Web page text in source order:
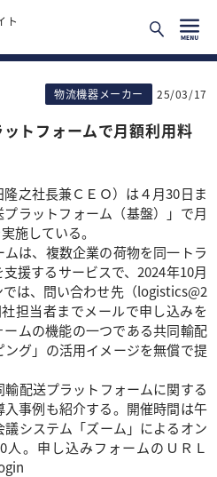
ト
物流機器メーカー 25/03/17
トフォームで月額利用料
之社長兼ＣＥＯ）は４月30日ま
ラットフォーム（基盤）」で月
施している。
は、複数企業の荷物を同一トラ
援するサービスで、2024年10月
は、問い合わせ先（logistics@2
担当者までメールで申し込みを
ムの機能の一つである共同輸配
グ」の活用イメージを無償で提
配送プラットフォームに関する
事例も紹介する。開催時間は午
システム「ズーム」によるオン
人。申し込みフォームのＵＲＬ